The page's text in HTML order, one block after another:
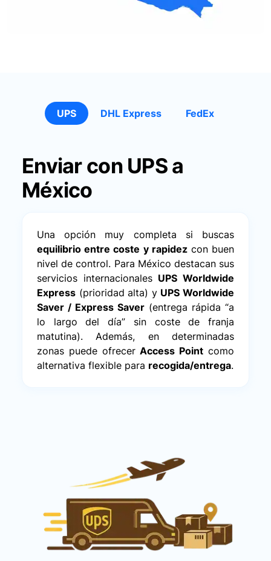
UPS DHL Express FedEx
Enviar con UPS a
México
Una opción muy completa si buscas
equilibrio entre coste y rapidezcon buen
nivel de control. Para México destacan sus
servicios internacionales UPS Worldwide
Express (prioridad alta) y UPS Worldwide
Saver / Express Saver (entrega rápida “a
lo largo del día” sin coste de franja
matutina). Además, en determinadas
zonas puede ofrecerAccess Point como
alternativa flexible para recogida/entrega.